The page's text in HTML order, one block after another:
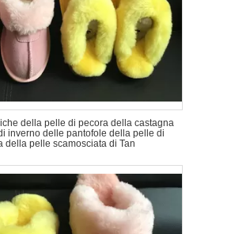
della pelle di pecora della castagna
inverno delle pantofole della pelle di
della pelle scamosciata di Tan